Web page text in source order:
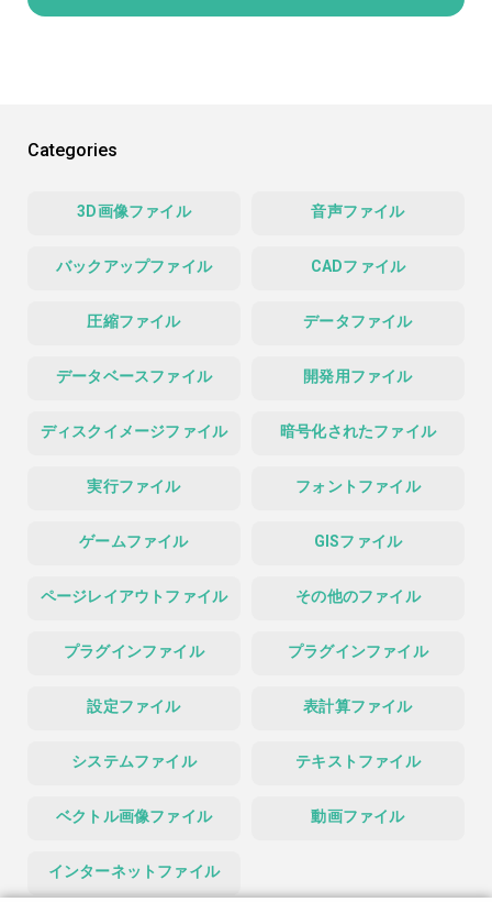
Categories
3D画像ファイル 音声ファイル
バックアップファイル CADファイル
圧縮ファイル データファイル
データベースファイル 開発用ファイル
ディスクイメージファイル 暗号化されたファイル
実行ファイル フォントファイル
ゲームファイル GISファイル
ページレイアウトファイル その他のファイル
プラグインファイル プラグインファイル
設定ファイル 表計算ファイル
システムファイル テキストファイル
ベクトル画像ファイル 動画ファイル
インターネットファイル